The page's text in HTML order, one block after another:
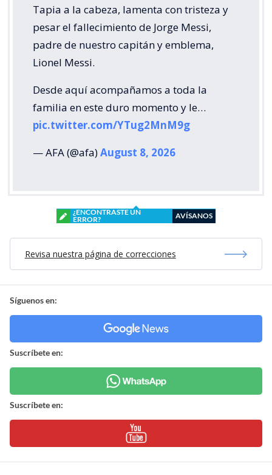
Tapia a la cabeza, lamenta con tristeza y
pesar el fallecimiento de Jorge Messi,
padre de nuestro capitán y emblema,
Lionel Messi.
Desde aquí acompañamos a toda la
familia en este duro momento y le…
pic.twitter.com/YTug2MnM9g
— AFA (@afa)August 8, 2026
¿ENCONTRASTE UN
ERROR?
AVÍSANOS
Revisa nuestra página de correcciones
Síguenos en:
Suscríbete en:
Suscríbete en: